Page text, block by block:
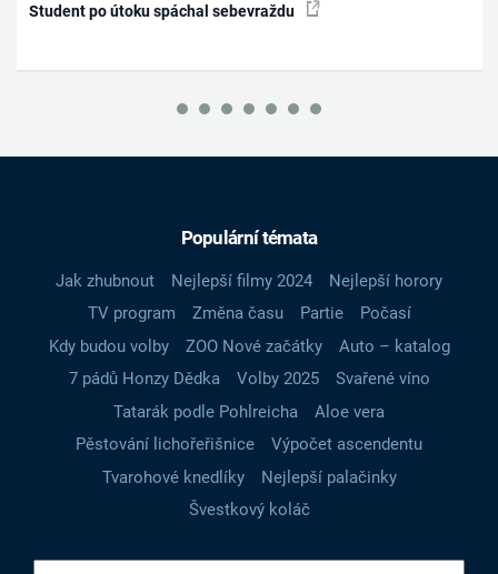
Student po útoku spáchal sebevraždu
Populární témata
Jak zhubnout Nejlepší filmy 2024
Nejlepší horory
TV program
Změna času Partie
Počasí
Kdy budou volby
ZOO Nové začátky
Auto – katalog
7 pádů Honzy Dědka
Volby 2025
Svařené víno
Tatarák podle Pohlreicha
Aloe vera
Pěstování lichořeřišnice
Výpočet ascendentu
Tvarohové knedlíky
Nejlepší palačinky
Švestkový koláč